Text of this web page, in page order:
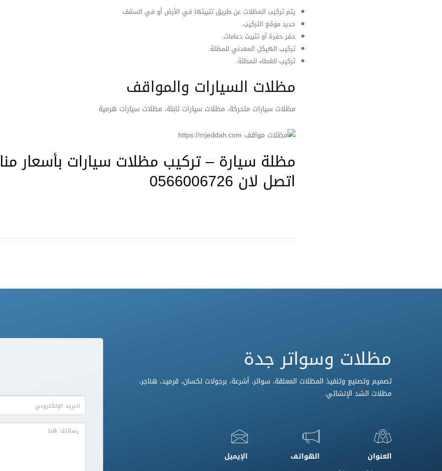
يتم تركيب المظلات عن طريق تثبيتها في الأرض أو في السقف
حديد موقع التركيب.
حفر حفرة أو تثبيت دعامات.
تركيب الهيكل المعدني للمظلة.
تركيب الغطاء للمظلة.
مظلات السيارات والمواقف
مظلات سيارات متحركة، مظلات سيارات ثابتة، مظلات سيارات هرمية
مظلة سيارة – تركيب مظلات سيارات بأسعار
اتصل لان 0566006726
مظلات وسواتر جدة
تصميم وتصنيع وتنفيذ المظلات المعلقة، سواتر، أشرعة، برجولات لكسان، قرميد، هناجر،
مظلات الشد الإنشائي.
العنوان الهواتف الإيميل